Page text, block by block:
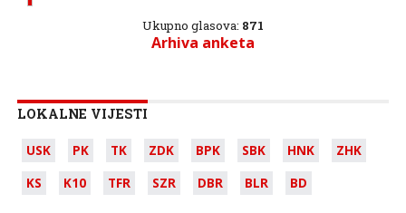
Ukupno glasova: 871
Arhiva anketa
LOKALNE VIJESTI
USK PK TK ZDK BPK SBK HNK
ZHK
KS
K10 TFR SZR DBR BLR BD